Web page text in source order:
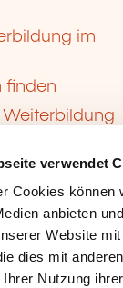
verwendet
Cookies können
anbieten
Website
dies mit
Nutzung
im
finden
Weiterbildung